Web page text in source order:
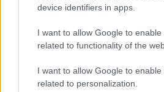
device identifiers in apps.
I want to allow Google to enable
related to functionality of the
I want to allow Google to enable
related to personalization.